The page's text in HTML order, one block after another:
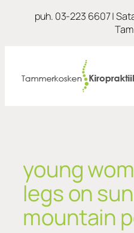
puh. 03-223 6607 |
young
legs on
mountain